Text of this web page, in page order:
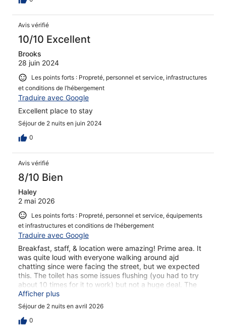
Avis vérifié
10/10 Excellent
Brooks
28 juin 2024
Les points forts : Propreté, personnel et service, infrastructures
et conditions de l’hébergement
Traduire avec Google
Excellent place to stay
Séjour de 2 nuits en juin 2024
0
Avis vérifié
8/10 Bien
Haley
2 mai 2026
Les points forts : Propreté, personnel et service, équipements
et infrastructures et conditions de l’hébergement
Traduire avec Google
Breakfast, staff, & location were amazing! Prime area. It
was quite loud with everyone walking around ajd
chatting since were facing the street, but we expected
this. The toilet has some issues flushing (you had to try
about 10 times for it to work) but not a huge deal. The
only rough part was not having air conditioning - we
didn't anticipate it to be so hot outside during our trip so
there's nothing we could've done about that. But if you
plan to visit in the summer time and need AC - this might
Afficher plus
Séjour de 2 nuits en avril 2026
0